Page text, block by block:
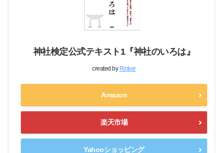
神社検定公式テキスト1『神社のいろは』
created by Rinker
Amazon
楽天市場
Yahooショッピング